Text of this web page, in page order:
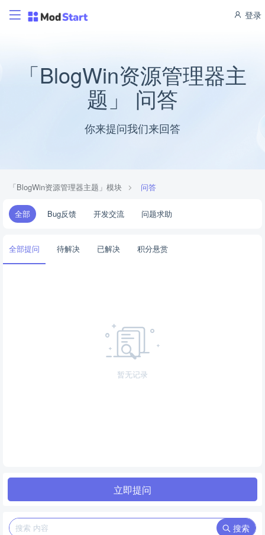
登录
「BlogWin资源管理器主
题」 问答
你来提问我们来回答
「BlogWin资源管理器主题」模块 问答
全部 Bug反馈 开发交流 问题求助
全部提问 待解决 已解决 积分悬赏
暂无记录
立即提问
搜索